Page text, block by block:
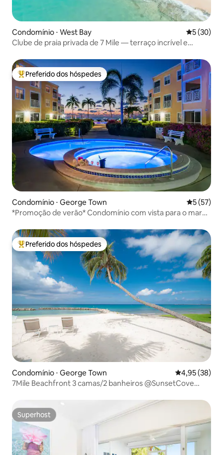
Condomínio ⋅ West Bay 5 de uma
5 (30)
Clube de praia privada de 7 Mile — terraço incrível e
Entre os melhores preferidos dos hóspedes
Preferido dos hóspedes
Condomínio ⋅ George Town 5 de uma
5 (57)
*Promoção de verão* Condomínio com vista para o mar
Entre os melhores preferidos dos hóspedes
Preferido dos hóspedes
Condomínio ⋅ George Town 4,95 de uma
4,95 (38)
7Mile Beachfront 3 camas/2 banheiros @SunsetCove
Superhost
Superhost